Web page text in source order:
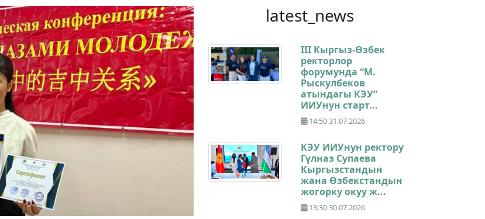
latest_news
III Кыргыз-Өзбек
ректорлор
форумунда “М.
Рыскулбеков
атындагы КЭУ”
ИИУнун старт...
14:50 31.07.2026
КЭУ ИИУнун ректору
Гүлназ Супаева
Кыргызстандын
жана Өзбекстандын
жогорку окуу ж...
13:30 30.07.2026